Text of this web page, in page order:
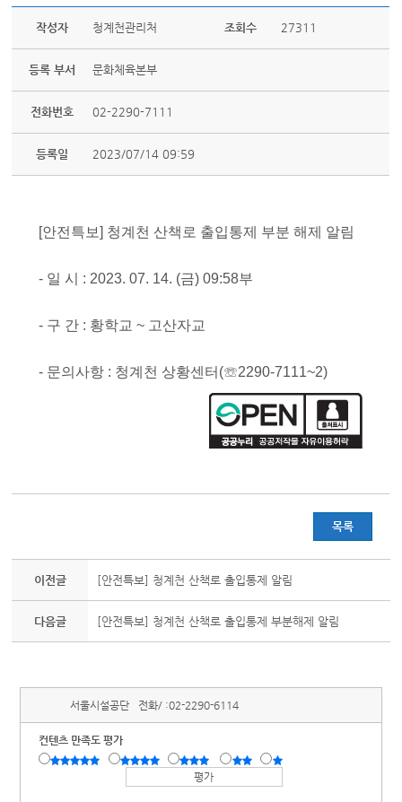
작성자 청계천관리처 조회수 27311
등록 부서 문화체육본부
전화번호 02-2290-7111
등록일 2023/07/14 09:59
[안전특보] 청계천 산책로 출입통제 부분 해제 알림
- 일 시 : 2023. 07. 14. (금) 09:58부
- 구 간 : 황학교 ~ 고산자교
- 문의사항 : 청계천 상황센터(☏2290-7111~2)
목록
이전글 [안전특보] 청계천 산책로 출입통제 알림
다음글 [안전특보] 청계천 산책로 출입통제 부분해제 알림
서울시설공단 전화/ :02-2290-6114
컨텐츠 만족도 평가